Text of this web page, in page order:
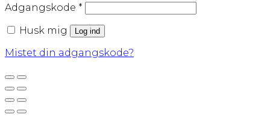
Adgangskode *
Husk mig Log ind
Mistet din adgangskode?